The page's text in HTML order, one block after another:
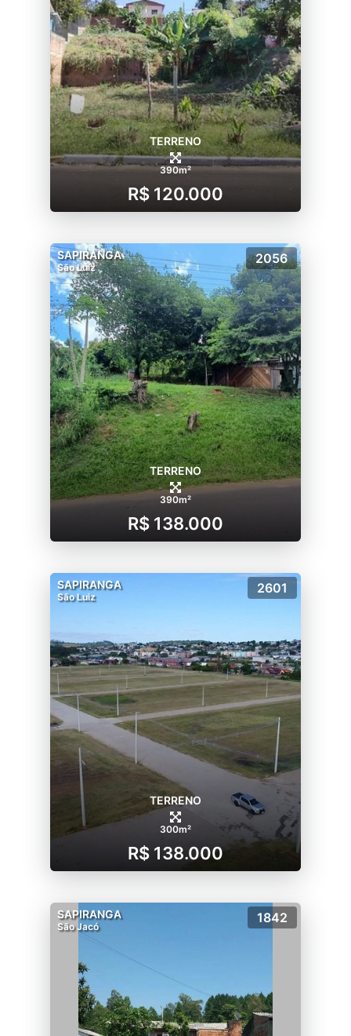
TERRENO
390m²
R$ 120.000
SAPIRANGA
São Luiz
2056
TERRENO
390m²
R$ 138.000
SAPIRANGA
São Luiz
2601
TERRENO
300m²
R$ 138.000
SAPIRANGA
São Jacó
1842